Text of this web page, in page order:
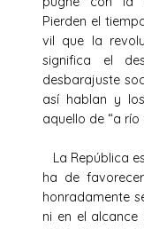
Pierden el
vil que la
significa el
desbarajuste
así hablan y
aquello de “a río
La República
ha de
honradamente
ni en el alcance